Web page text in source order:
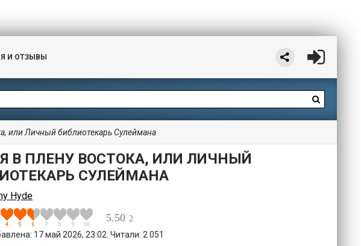
И ОТЗЫВЫ
или Личный библиотекарь Сулеймана
В ПЛЕНУ ВОСТОКА, ИЛИ ЛИЧНЫЙ
СУЛЕЙМАНА
Hyde
5.50 2
17 май 2026, 23:02. Читали: 2 051